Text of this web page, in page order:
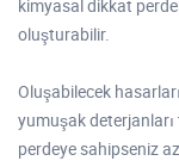
kimyasal dikkat
oluşturabilir.
Oluşabilecek
yumuşak
perdeye sahipseniz